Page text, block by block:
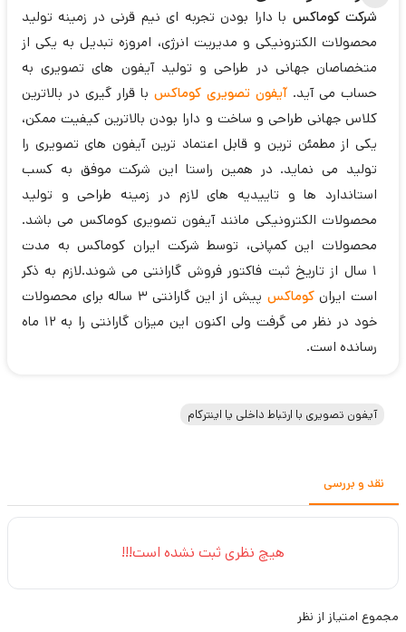
شرکت کوماکس با دارا بودن تجربه ای نیم قرنی در زمینه تولید
محصولات الکترونیکی و مدیریت انرژی، امروزه تبدیل به یکی از
متخصاصان جهانی در طراحی و تولید آیفون های تصویری به
حساب می آید. آیفون تصویری کوماکس با قرار گیری در بالاترین
کلاس جهانی طراحی و ساخت و دارا بودن بالاترین کیفیت ممکن،
یکی از مطمئن ترین و قابل اعتماد ترین آیفون های تصویری را
تولید می نماید. در همین راستا این شرکت موفق به کسب
استاندارد ها و تاییدیه های لازم در زمینه طراحی و تولید
محصولات الکترونیکی مانند آیفون تصویری کوماکس می باشد.
محصولات این کمپانی، توسط شرکت ایران کوماکس به مدت
1 سال از تاریخ ثبت فاکتور فروش گارانتی می شوند.لازم به ذکر
است ایرانکوماکس
پیش از این گارانتی 3 ساله برای محصولات
خود در نظر می گرفت ولی اکنون این میزان گارانتی را به 12 ماه
رسانده است.
آیفون تصویری با ارتباط داخلی یا اینترکام
نقد و بررسی
مجموع امتیاز از نظر
هیچ نظری ثبت نشده است!!!